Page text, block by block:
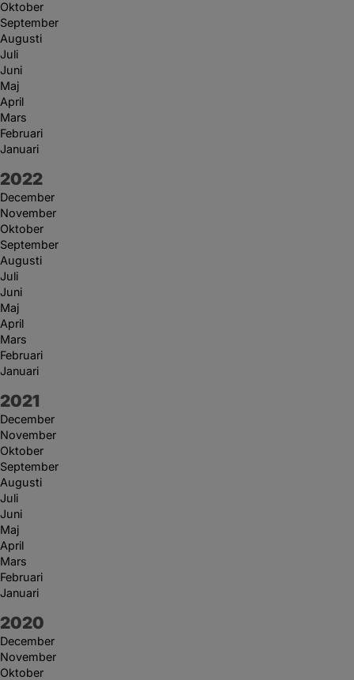
Oktober
September
Augusti
Juli
Juni
Maj
April
Mars
Februari
Januari
År:
2022
December
November
Oktober
September
Augusti
Juli
Juni
Maj
April
Mars
Februari
Januari
År:
2021
December
November
Oktober
September
Augusti
Juli
Juni
Maj
April
Mars
Februari
Januari
År:
2020
December
November
Oktober